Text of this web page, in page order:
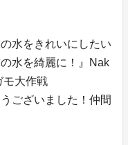
水をきれいにしたい
水を綺麗に！』Nak
モ大作戦
ございました！仲間